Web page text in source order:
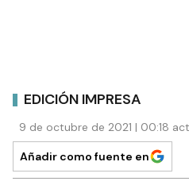
EDICIÓN IMPRESA
9 de octubre de 2021 | 00:18
Añadir como fuente en